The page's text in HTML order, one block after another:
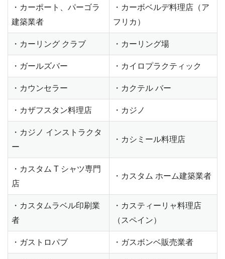
・カーポート、パーゴラ
建築業者
・カーボベルデ料理店（ア
フリカ）
・カーリング クラブ ・カーリング場
・ガールズバー ・カイロプラクティック
・カウンセラー ・カクテル バー
・カザフスタン料理店 ・カジノ
・カジノ インストラクタ
ー
・カシミール料理店
・カスタム T シャツ専門
店
・カスタム ホーム建築業者
・カスタムラベル印刷業
者
・カスティーリャ料理店
（スペイン）
・ガストロパブ ・ガスボンベ販売業者